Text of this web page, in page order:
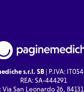
s.r.l. SB| P.IVA:
REA: SA-444291
San Leonardo 26,